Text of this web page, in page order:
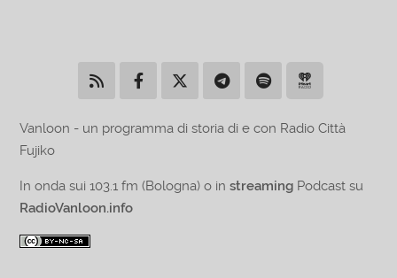
Vanloon - un programma di storia di e con Radio Città
Fujiko
In onda sui 103.1 fm (Bologna) o instreaming Podcast su
RadioVanloon.info